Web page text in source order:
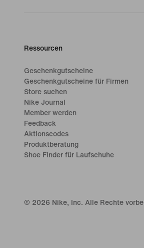
Ressourcen
Geschenkgutscheine
Geschenkgutscheine für Firmen
Store suchen
Nike Journal
Member werden
Feedback
Aktionscodes
Produktberatung
Shoe Finder für Laufschuhe
© 2026 Nike, Inc. Alle Rechte